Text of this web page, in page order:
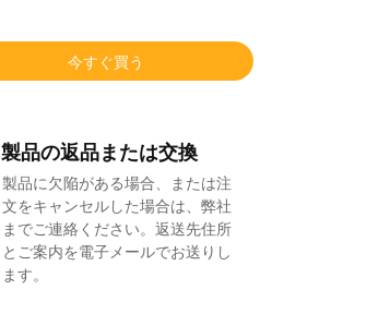
今すぐ買う
製品の返品または交換
製品に欠陥がある場合、または注
文をキャンセルした場合は、弊社
までご連絡ください。返送先住所
とご案内を電子メールでお送りし
ます。